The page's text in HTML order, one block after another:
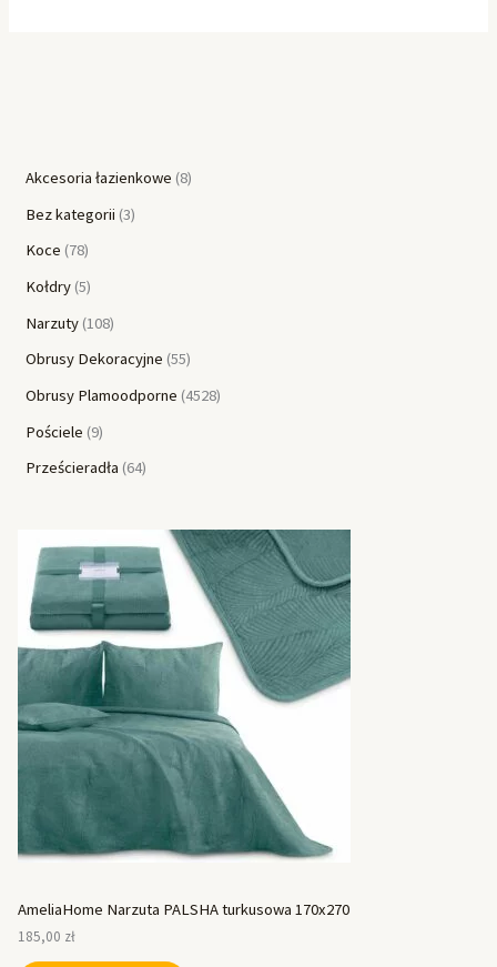
Akcesoria łazienkowe 8
Bez kategorii 3
Koce 78
Kołdry 5
Narzuty 108
Obrusy Dekoracyjne 55
Obrusy Plamoodporne 4528
Pościele 9
Prześcieradła 64
AmeliaHome Narzuta PALSHA turkusowa 170x270
185,00 zł